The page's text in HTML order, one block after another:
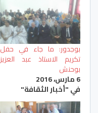
بوجدور: ما جاء في حفل
تكريم الاستاذ عبد العزيز
بوحنش
6 مارس، 2016
في "أخبار الثقافة"